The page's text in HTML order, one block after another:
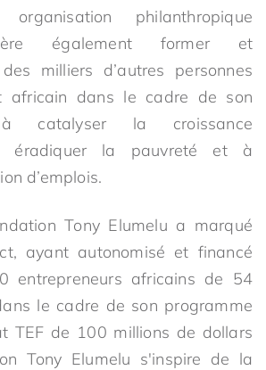
philanthropique
également former et
milliers d’autres personnes
africain dans le cadre de son
à catalyser la croissance
éradiquer la pauvreté et à
d’emplois.
Tony Elumelu a marqué
ayant autonomisé et financé
entrepreneurs africains de 54
le cadre de son programme
TEF de 100 millions de dollars
Tony Elumelu s'inspire de la